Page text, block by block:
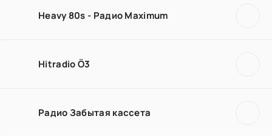
Heavy 80s - Радио Maximum
Hitradio Ö3
Радио Забытая кассета